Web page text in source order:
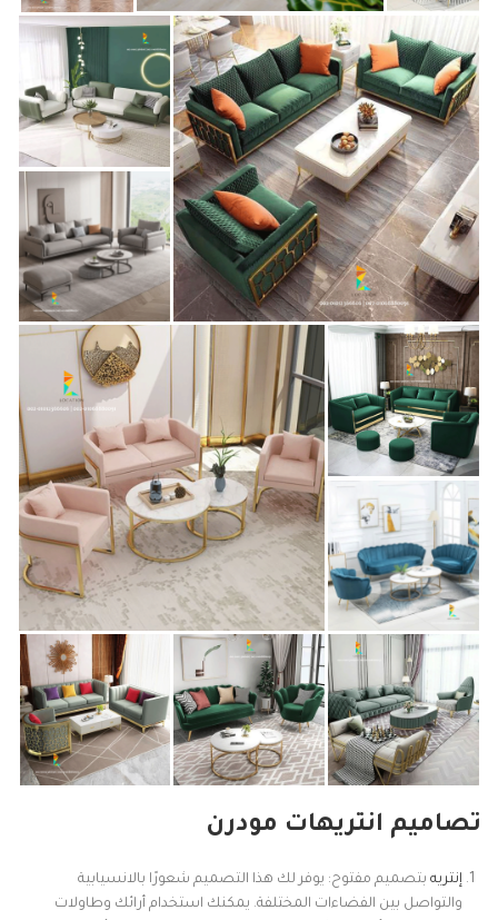
تصاميم انتريهات مودرن
إنتريه بتصميم مفتوح: يوفر لك هذا التصميم شعورًا بالانسيابية
والتواصل بين الفضاءات المختلفة. يمكنك استخدام أرائك وطاولات